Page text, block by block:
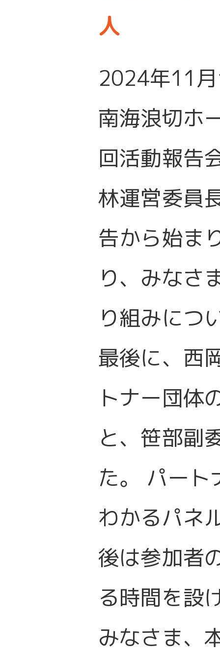
人
2024年11
南海浪切ホ
回活動報告
林運営委員
告から始ま
り、みなさ
り組みにつ
最後に、西
トナー団体
と、笹部副
た。 パート
わかるパネ
後は参加者
る時間を設
みなさま、